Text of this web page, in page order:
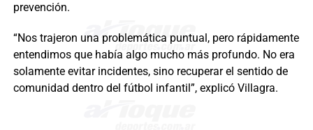
prevención.
“Nos trajeron una problemática puntual, pero rápidamente
entendimos que había algo mucho más profundo. No era
solamente evitar incidentes, sino recuperar el sentido de
comunidad dentro del fútbol infantil”, explicó Villagra.